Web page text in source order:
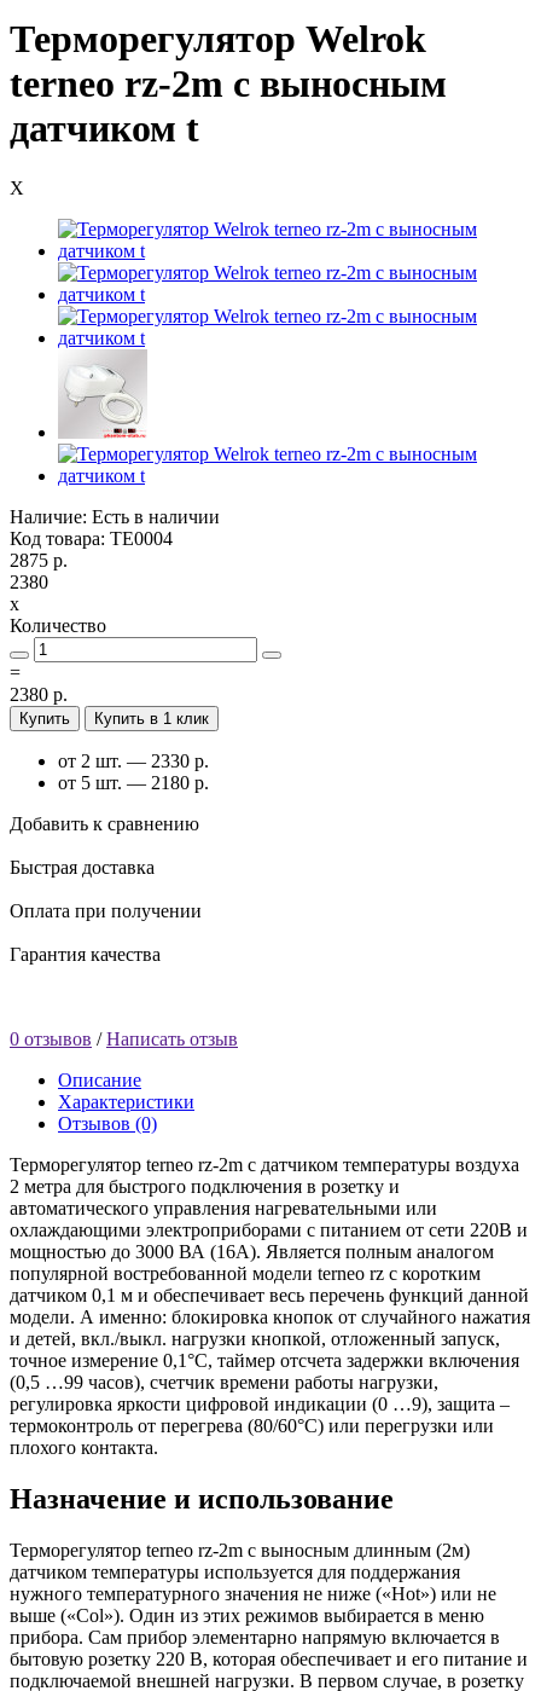
Терморегулятор Welrok
terneo rz-2m с выносным
датчиком t
X
Наличие: Есть в наличии
Код товара: TE0004
2875 р.
2380
x
Количество
=
2380 р.
Купить Купить в 1 клик
от 2 шт. — 2330 р.
от 5 шт. — 2180 р.
Добавить к сравнению
Быстрая доставка
Оплата при получении
Гарантия качества
0 отзывов /Написать отзыв
Описание
Характеристики
Отзывов (0)
Терморегулятор terneo rz-2m с датчиком температуры воздуха
2 метра для быстрого подключения в розетку и
автоматического управления нагревательными или
охлаждающими электроприборами с питанием от сети 220В и
мощностью до 3000 ВА (16А). Является полным аналогом
популярной востребованной модели terneo rz с коротким
датчиком 0,1 м и обеспечивает весь перечень функций данной
модели. А именно: блокировка кнопок от случайного нажатия
и детей, вкл./выкл. нагрузки кнопкой, отложенный запуск,
точное измерение 0,1°С, таймер отсчета задержки включения
(0,5 …99 часов), счетчик времени работы нагрузки,
регулировка яркости цифровой индикации (0 …9), защита –
термоконтроль от перегрева (80/60°С) или перегрузки или
плохого контакта.
Назначение и использование
Терморегулятор terneo rz-2m с выносным длинным (2м)
датчиком температуры используется для поддержания
нужного температурного значения не ниже («Hot») или не
выше («Col»). Один из этих режимов выбирается в меню
прибора. Сам прибор элементарно напрямую включается в
бытовую розетку 220 В, которая обеспечивает и его питание и
подключаемой внешней нагрузки. В первом случае, в розетку